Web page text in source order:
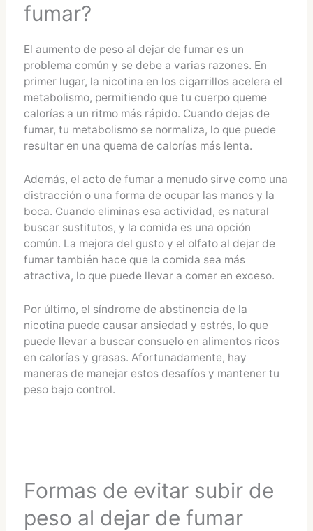
fumar?
El aumento de peso al dejar de fumar es un
problema común y se debe a varias razones. En
primer lugar, la nicotina en los cigarrillos acelera el
metabolismo, permitiendo que tu cuerpo queme
calorías a un ritmo más rápido. Cuando dejas de
fumar, tu metabolismo se normaliza, lo que puede
resultar en una quema de calorías más lenta.
Además, el acto de fumar a menudo sirve como una
distracción o una forma de ocupar las manos y la
boca. Cuando eliminas esa actividad, es natural
buscar sustitutos, y la comida es una opción
común. La mejora del gusto y el olfato al dejar de
fumar también hace que la comida sea más
atractiva, lo que puede llevar a comer en exceso.
Por último, el síndrome de abstinencia de la
nicotina puede causar ansiedad y estrés, lo que
puede llevar a buscar consuelo en alimentos ricos
en calorías y grasas. Afortunadamente, hay
maneras de manejar estos desafíos y mantener tu
peso bajo control.
Formas de evitar subir de
peso al dejar de fumar